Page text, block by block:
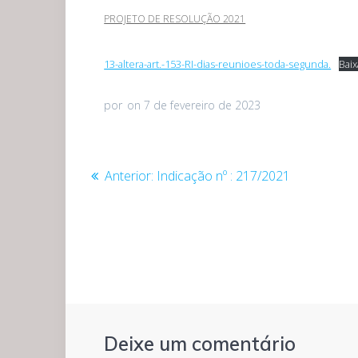
PROJETO DE RESOLUÇÃO 2021
13-altera-art.-153-RI-dias-reunioes-toda-segunda.
por on 7 de fevereiro de 2023
Navegação
Anterior: Post
Indicação nº : 217/2021
Deixe um comentário